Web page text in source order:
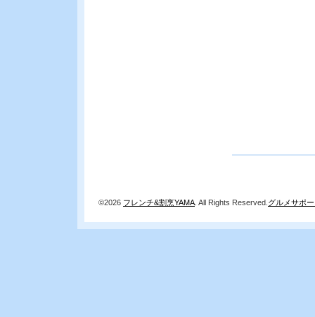
©2026 フレンチ&割烹YAMA . All Rights Reserved. グルメサポ